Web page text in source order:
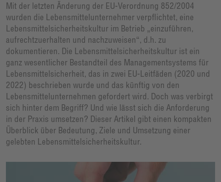
Mit der letzten Änderung der EU-Verordnung 852/2004
wurden die Lebensmittelunternehmer verpflichtet, eine
Lebensmittelsicherheitskultur im Betrieb „einzuführen,
aufrechtzuerhalten und nachzuweisen“, d.h. zu
dokumentieren. Die Lebensmittelsicherheitskultur ist ein
ganz wesentlicher Bestandteil des Managementsystems für
Lebensmittelsicherheit, das in zwei EU-Leitfäden (2020 und
2022) beschrieben wurde und das künftig von den
Lebensmittelunternehmen gefordert wird. Doch was verbirgt
sich hinter dem Begriff? Und wie lässt sich die Anforderung
in der Praxis umsetzen? Dieser Artikel gibt einen kompakten
Überblick über Bedeutung, Ziele und Umsetzung einer
gelebten Lebensmittelsicherheitskultur.